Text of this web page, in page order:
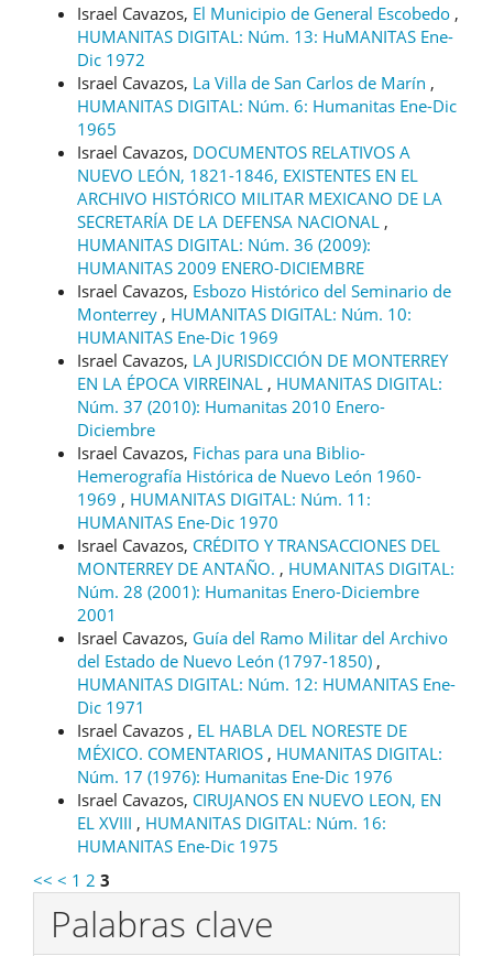
Israel Cavazos, El Municipio de General Escobedo ,
HUMANITAS DIGITAL: Núm. 13: HuMANITAS Ene-
Dic 1972
Israel Cavazos, La Villa de San Carlos de Marín ,
HUMANITAS DIGITAL: Núm. 6: Humanitas Ene-Dic
1965
Israel Cavazos, DOCUMENTOS RELATIVOS A
NUEVO LEÓN, 1821-1846, EXISTENTES EN EL
ARCHIVO HISTÓRICO MILITAR MEXICANO DE LA
SECRETARÍA DE LA DEFENSA NACIONAL ,
HUMANITAS DIGITAL: Núm. 36 (2009):
HUMANITAS 2009 ENERO-DICIEMBRE
Israel Cavazos, Esbozo Histórico del Seminario de
Monterrey , HUMANITAS DIGITAL: Núm. 10:
HUMANITAS Ene-Dic 1969
Israel Cavazos, LA JURISDICCIÓN DE MONTERREY
EN LA ÉPOCA VIRREINAL , HUMANITAS DIGITAL:
Núm. 37 (2010): Humanitas 2010 Enero-
Diciembre
Israel Cavazos, Fichas para una Biblio-
Hemerografía Histórica de Nuevo León 1960-
1969 , HUMANITAS DIGITAL: Núm. 11:
HUMANITAS Ene-Dic 1970
Israel Cavazos, CRÉDITO Y TRANSACCIONES DEL
MONTERREY DE ANTAÑO. , HUMANITAS DIGITAL:
Núm. 28 (2001): Humanitas Enero-Diciembre
2001
Israel Cavazos, Guía del Ramo Militar del Archivo
del Estado de Nuevo León (1797-1850) ,
HUMANITAS DIGITAL: Núm. 12: HUMANITAS Ene-
Dic 1971
Israel Cavazos , EL HABLA DEL NORESTE DE
MÉXICO. COMENTARIOS , HUMANITAS DIGITAL:
Núm. 17 (1976): Humanitas Ene-Dic 1976
Israel Cavazos, CIRUJANOS EN NUEVO LEON, EN
EL XVIII , HUMANITAS DIGITAL: Núm. 16:
HUMANITAS Ene-Dic 1975
<< < 1 2 3
Palabras clave